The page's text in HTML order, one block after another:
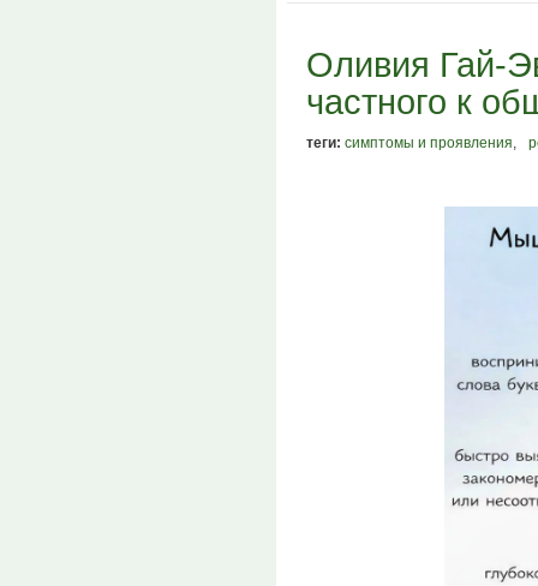
Оливия Гай-
частного к
теги: симптомы и проявления